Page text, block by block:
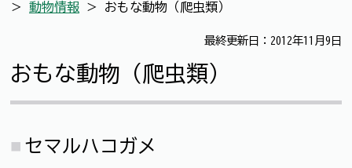
＞ 動物情報 ＞ おもな動物（爬虫類）
最終更新日：2012年11月9日
おもな動物（爬虫類）
セマルハコガメ